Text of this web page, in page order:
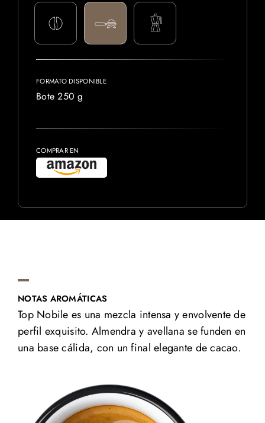
FORMATO DISPONIBLE
Bote 250 g
COMPRAR EN
NOTAS AROMÁTICAS
Top Nobile es una mezcla intensa y envolvente de
perfil exquisito. Almendra y avellana se funden en
una base cálida, con un final elegante de cacao.